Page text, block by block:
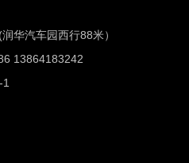
华汽车园西行88米）
13864183242